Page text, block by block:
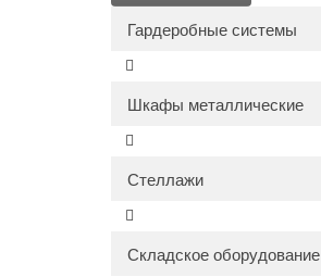
Гардеробные системы
Шкафы металлические
Стеллажи
Складское оборудование